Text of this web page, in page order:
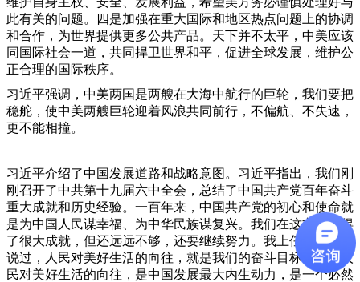
此有关的问题。四是加强在重大国际和地区热点问题上的协调
和合作，为世界提供更多公共产品。天下并不太平，中美应该
同国际社会一道，共同捍卫世界和平，促进全球发展，维护公
正合理的国际秩序。
习近平强调，中美两国是两艘在大海中航行的巨轮，我们要把
稳舵，使中美两艘巨轮迎着风浪共同前行，不偏航、不失速，
更不能相撞。
习近平介绍了中国发展道路和战略意图。习近平指出，我们刚
刚召开了中共第十九届六中全会，总结了中国共产党百年奋斗
重大成就和历史经验。一百年来，中国共产党的初心和使命就
是为中国人民谋幸福、为中华民族谋复兴。我们在这方面取得
了很大成就，但还远远不够，还要继续努力。我上任时就公开
说过，人民对美好生活的向往，就是我们的奋斗目标。中国人
民对美好生活的向往，是中国发展最大内生动力，是一个必然